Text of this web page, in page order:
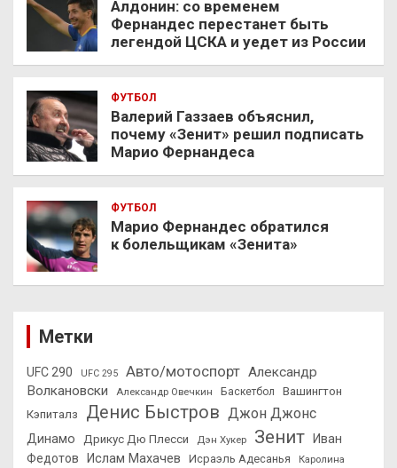
Алдонин: со временем
Фернандес перестанет быть
легендой ЦСКА и уедет из России
ФУТБОЛ
Валерий Газзаев объяснил,
почему «Зенит» решил подписать
Марио Фернандеса
ФУТБОЛ
Марио Фернандес обратился
к болельщикам «Зенита»
Метки
UFC 290 UFC 295 Авто/мотоспорт Александр
Волкановски
Александр Овечкин Баскетбол
Вашингтон
Кэпиталз
Денис Быстров Джон Джонс
Динамо Дрикус Дю Плесси Дэн Хукер Зенит
Иван
Федотов
Ислам Махачев Исраэль Адесанья
Каролина